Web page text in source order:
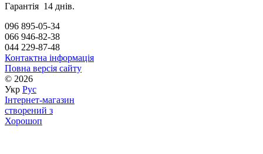
Гарантія 14 днів.
096 895-05-34
066 946-82-38
044 229-87-48
Контактна інформація
Повна версія сайту
© 2026
Укр Рус
Інтернет-магазин
створений з
Хорошоп